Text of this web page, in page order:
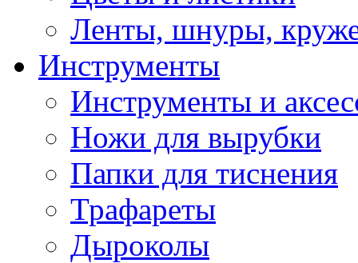
Ленты, шнуры,
Инструменты
Инструменты и
Ножи для вырубки
Папки для тиснения
Трафареты
Дыроколы